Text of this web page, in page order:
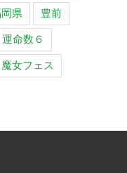
県 豊前
運命数６
魔女フェス